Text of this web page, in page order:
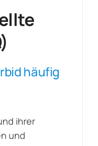
häufig
ihrer
und